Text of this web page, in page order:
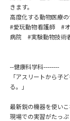
きます。
高度化する動物医療
#愛玩動物看護師 #
病院 #実験動物技術
--健康科学科--------
「アスリートから子
る。」
最新鋭の機器を使い
現場での実習がたっ